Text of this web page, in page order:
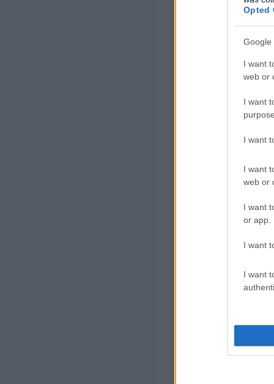
Opted
Google
I want
web or
I want
I want
I want
web or
I want
or app.
I want
I want
– foglalta
százalékos
A Gránit
tavasszal,
emelkednek
Nőnek
Az MBH Bank
2026. július
Az